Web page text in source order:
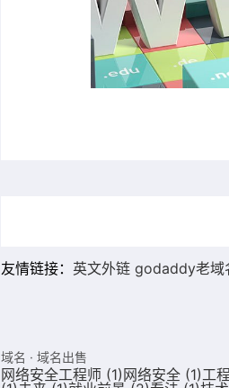
友情链接： 英文外链 godaddy老域
域名 · 域名出售
网络安全工程师 (1) 网络安全 (1)工